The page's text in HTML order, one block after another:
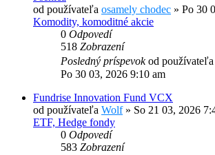
od používateľa osamely chodec » Po 30
Komodity, komoditné akcie
0 Odpovedí
518 Zobrazení
Posledný príspevokod používateľa
Po 30 03, 2026 9:10 am
Fundrise Innovation Fund VCX
od používateľa Wolf» So 21 03, 2026
ETF, Hedge fondy
0 Odpovedí
583 Zobrazení